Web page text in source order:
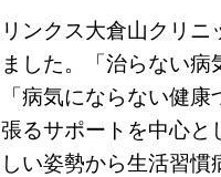
リンクス大倉山クリ
ました。「治らない
「病気にならない健
張るサポートを中心と
しい姿勢から生活習